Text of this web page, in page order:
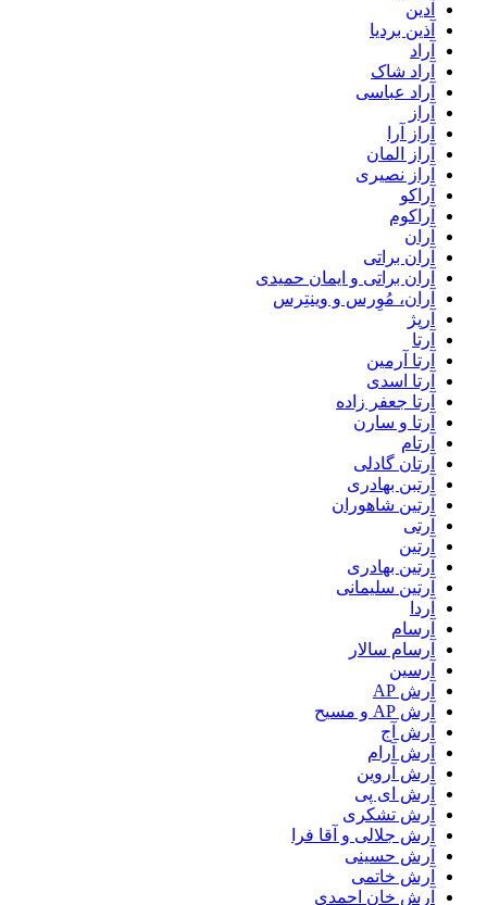
آدین
آذین بردیا
آراد
آراد شاک
آراد عباسی
آراز
آراز آرا
آراز المان
آراز نصیری
آراکو
آراکوم
آران
آران براتی
آران براتی و ایمان حمیدی
آران، مُوِرس و وینتِرس
آرپژ
آرتا
آرتا آرمین
آرتا اسدی
آرتا جعفر زاده
آرتا و سارن
آرتام
آرتان گادلی
آرتبن بهادری
آرتين شاهوران
آرتی
آرتین
آرتین بهادری
آرتین سلیمانی
آردا
آرسام
آرسام سالار
آرسین
آرش AP
آرش AP و مسیح
آرش آج
آرش آرام
آرش آروین
آرش ای پی
آرش تشکری
آرش جلالی و آقا فرا
آرش حسینی
آرش خاتمی
آرش خان احمدی